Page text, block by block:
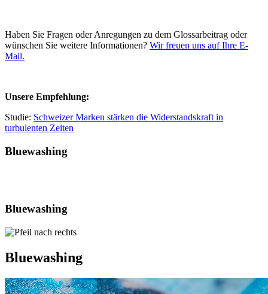
Haben Sie Fragen oder Anregungen zu dem Glossarbeitrag oder
wünschen Sie weitere Informationen? Wir freuen uns auf Ihre E-
Mail.
Unsere Empfehlung:
Studie: Schweizer Marken stärken die Widerstandskraft in
turbulenten Zeiten
Bluewashing
Bluewashing
Bluewashing